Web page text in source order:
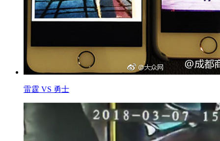
雷霆 VS 勇士